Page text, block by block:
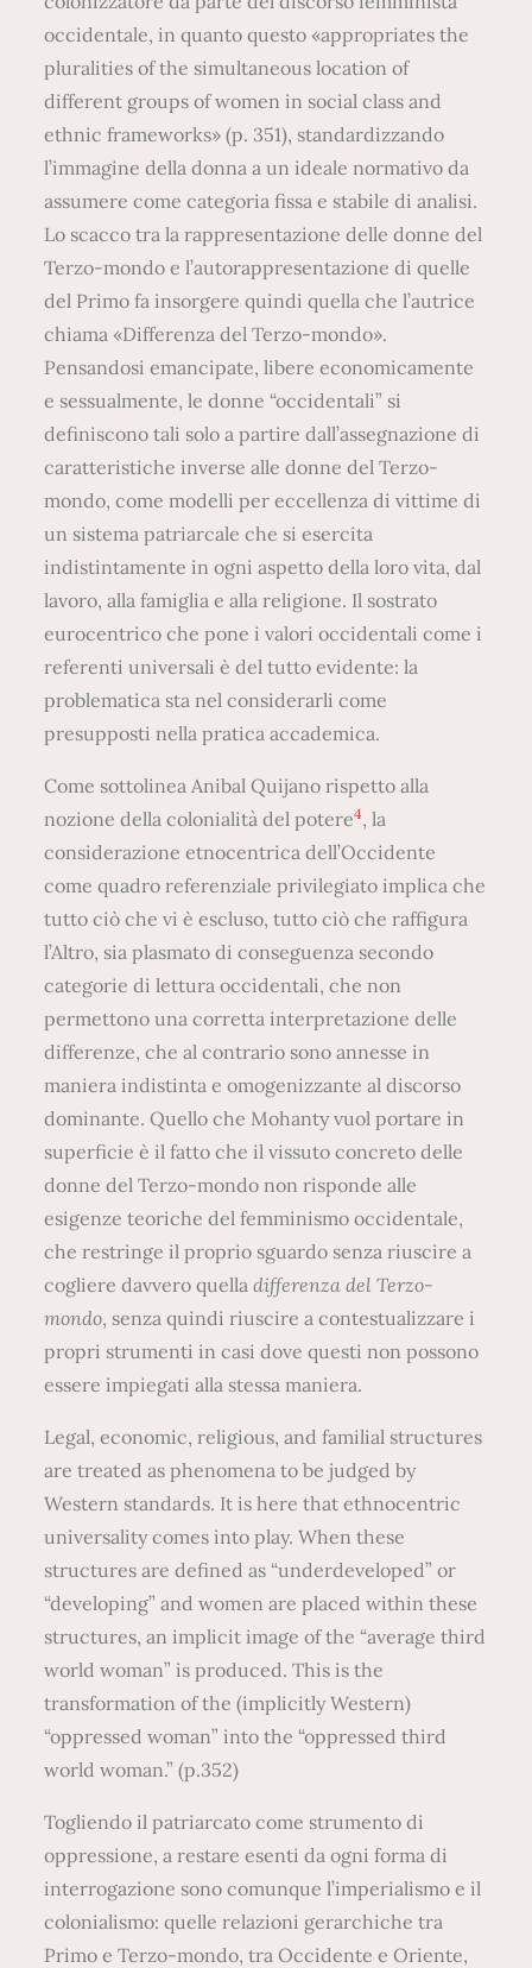
occidentale, in quanto questo «appropriates the
pluralities of the simultaneous location of
different groups of women in social class and
ethnic frameworks» (p. 351), standardizzando
l’immagine della donna a un ideale normativo da
assumere come categoria fissa e stabile di analisi.
Lo scacco tra la rappresentazione delle donne del
Terzo-mondo e l’autorappresentazione di quelle
del Primo fa insorgere quindi quella che l’autrice
chiama «Differenza del Terzo-mondo».
Pensandosi emancipate, libere economicamente
e sessualmente, le donne “occidentali” si
definiscono tali solo a partire dall’assegnazione di
caratteristiche inverse alle donne del Terzo-
mondo, come modelli per eccellenza di vittime di
un sistema patriarcale che si esercita
indistintamente in ogni aspetto della loro vita, dal
lavoro, alla famiglia e alla religione. Il sostrato
eurocentrico che pone i valori occidentali come i
referenti universali è del tutto evidente: la
problematica sta nel considerarli come
presupposti nella pratica accademica.
Come sottolinea Anibal Quijano rispetto alla
nozione della colonialità del potere4, la
considerazione etnocentrica dell’Occidente
come quadro referenziale privilegiato implica che
tutto ciò che vi è escluso, tutto ciò che raffigura
l’Altro, sia plasmato di conseguenza secondo
categorie di lettura occidentali, che non
permettono una corretta interpretazione delle
differenze, che al contrario sono annesse in
maniera indistinta e omogenizzante al discorso
dominante. Quello che Mohanty vuol portare in
superficie è il fatto che il vissuto concreto delle
donne del Terzo-mondo non risponde alle
esigenze teoriche del femminismo occidentale,
che restringe il proprio sguardo senza riuscire a
cogliere davvero quelladifferenza del Terzo-
mondo, senza quindi riuscire a contestualizzare i
propri strumenti in casi dove questi non possono
essere impiegati alla stessa maniera.
Legal, economic, religious, and familial structures
are treated as phenomena to be judged by
Western standards. It is here that ethnocentric
universality comes into play. When these
structures are defined as “underdeveloped” or
“developing” and women are placed within these
structures, an implicit image of the “average third
world woman” is produced. This is the
transformation of the (implicitly Western)
“oppressed woman” into the “oppressed third
world woman.” (p.352)
Togliendo il patriarcato come strumento di
oppressione, a restare esenti da ogni forma di
interrogazione sono comunque l’imperialismo e il
colonialismo: quelle relazioni gerarchiche tra
Primo e Terzo-mondo, tra Occidente e Oriente,